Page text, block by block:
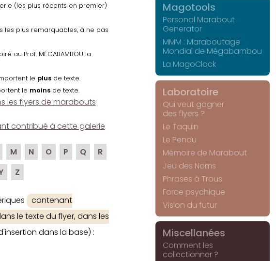
(les plus récents en premier)
les plus remarquables, à ne pas
au Prof. MÉGABAMBOU la
le plusde texte.
le moinsde texte.
les flyers de marabouts
contribué à cette galerie
M N O P Q
R
Z
contenant
le texte du flyer, dans les
dans la base) :
Magotools
Personal Marabout
Generator
MMM : Maraboutage
Mondial de Mégabambou
La MagoClock
Laboratoire
Qui veut gagner
des flyers ?
Le Taquin
Le Pendu
Mémoire de Marabout
Jeu des Noms
Phrases à Trous
Force psychique
Vision du futur
Miscellanées
Comment les
collectionner ?